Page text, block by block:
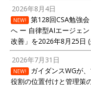
2026年8月4日
NEW!
第128回CSA勉強
へ ー 自律型AIエージェ
改善」を2026年8月25日 (
2026年7月31日
NEW!
ガイダンスWGが
役割の位置付けと管理策